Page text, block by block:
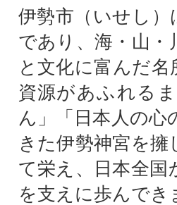
伊勢市（いせし）
であり、海・山・
と文化に富んだ
資源があふれる
ん」「日本人の
きた伊勢神宮を
て栄え、日本全国
を支えに歩んでき